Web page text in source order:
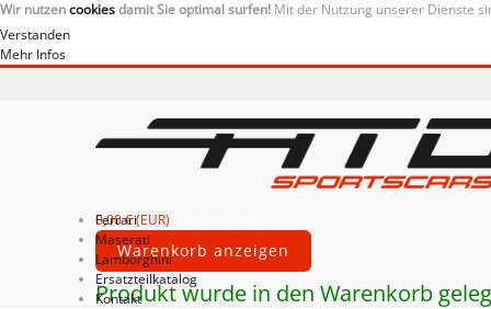
Wir nutzencookiesdamit Sie optimal surfen! Mit der Nutzung unserer Dienste
Verstanden
Mehr Infos
0,00 € (EUR)
Warenkorb anzeigen
Produkt wurde in den Warenkorb
Ferrari
Maserati
Lamborghini
Ersatzteilkatalog
Kontakt